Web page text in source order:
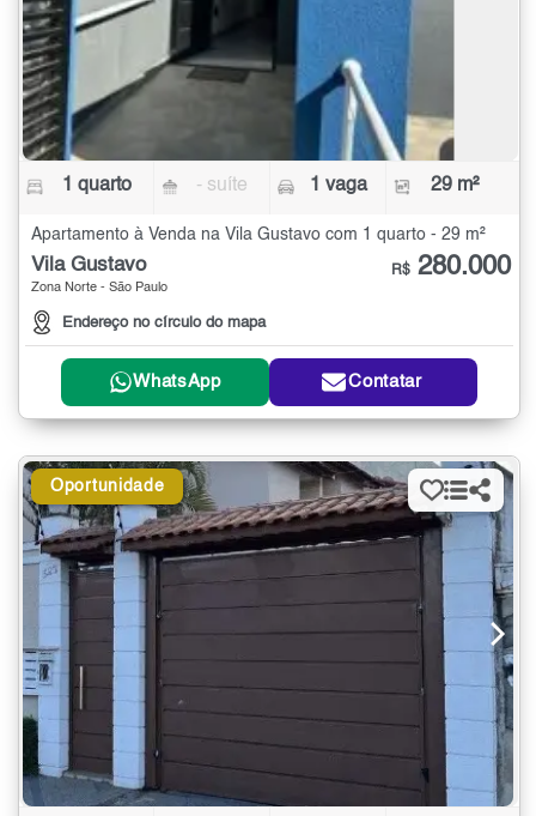
1 quarto - suíte 1 vaga 29 m²
Apartamento à Venda na Vila Gustavo com 1 quarto - 29 m²
Vila Gustavo
Zona Norte - São Paulo
Endereço no círculo do mapa
R$ 280.000
WhatsApp Contatar
Oportunidade